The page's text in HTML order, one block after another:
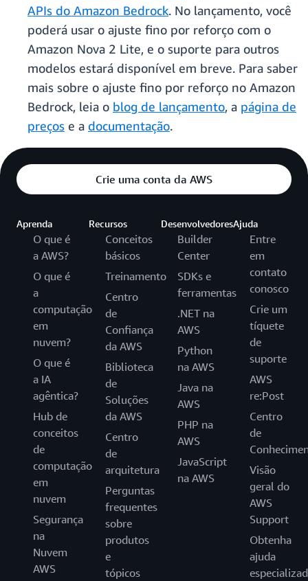
APIs do Amazon Bedrock. No lançamento, você
poderá usar o ajuste fino por reforço com o
Amazon Nova 2 Lite, e o suporte para outros
modelos estará disponível em breve. Para saber
mais sobre o ajuste fino por reforço no Amazon
Bedrock, leia o blog de lançamento, a página de
preços e a documentação.
Crie uma conta da AWS
Aprenda
O que é
a AWS?
O que é
a
computação
em
nuvem?
O que é
a IA
agêntica?
Hub de
conceitos
de
computação
em
nuvem
Segurança
na
Nuvem
AWS
Recursos
Conceitos
básicos
Treinamento
Centro
de
Confiança
da AWS
Biblioteca
de
Soluções
da AWS
Centro
de
arquitetura
Perguntas
frequentes
sobre
produtos
e
tópicos
Desenvolvedores
Builder
Center
SDKs e
ferramentas
.NET na
AWS
Python
na AWS
Java na
AWS
PHP na
AWS
JavaScript
na AWS
Ajuda
Entre
em
contato
conosco
Crie um
tíquete
de
suporte
AWS
re:Post
Centro
de
Visão
geral do
AWS
Support
Obtenha
ajuda